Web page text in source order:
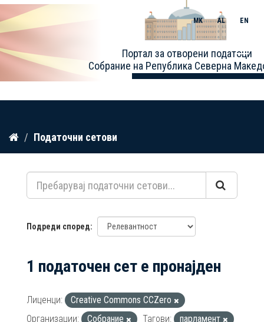
Прескокнете
содржина
Портал за отворени податоци
Собрание на Република Северна
MK AL EN
Toggle
Податочни сетови
Подреди според
1 податочен сет е пронајден
Лиценци:
Creative Commons CCZero
Организации:
Собрание Тагови: парламент